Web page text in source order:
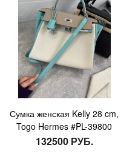
Сумка женская Kelly 28 cm,
Togo Hermes #PL-39800
132500 РУБ.